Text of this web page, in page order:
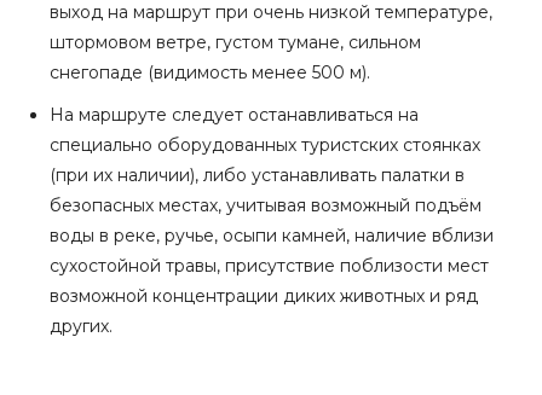
выход на маршрут при очень низкой температуре,
штормовом ветре, густом тумане, сильном
снегопаде (видимость менее 500 м).
На маршруте следует останавливаться на
специально оборудованных туристских стоянках
(при их наличии), либо устанавливать палатки в
безопасных местах, учитывая возможный подъём
воды в реке, ручье, осыпи камней, наличие вблизи
сухостойной травы, присутствие поблизости мест
возможной концентрации диких животных и ряд
других.